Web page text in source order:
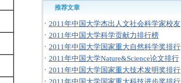
推荐文章
· 2011年中国大学杰出人文社会科学家校友
· 2011年中国大学科学贡献力排行榜
· 2011年中国大学国家重大自然科学奖排行
· 2011年中国大学Nature&Science论文排行
· 2011年中国大学国家重大技术发明奖排行
·